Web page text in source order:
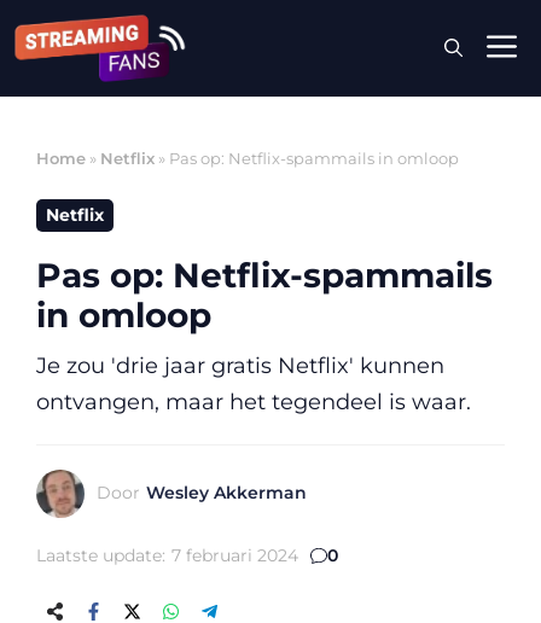
naar
Home » Netflix » Pas op: Netflix-spammails in omloop
Netflix
Pas op: Netflix-spammails
in omloop
Je zou 'drie jaar gratis Netflix' kunnen
ontvangen, maar het tegendeel is waar.
Door Wesley Akkerman
Laatste update: 7 februari 2024 0